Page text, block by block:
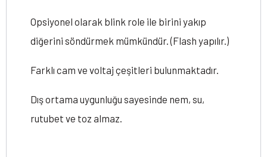
Opsiyonel olarak blink role ile birini yakıp
diğerini söndürmek mümkündür. (Flash yapılır.)
Farklı cam ve voltaj çeşitleri bulunmaktadır.
Dış ortama uygunluğu sayesinde nem, su,
rutubet ve toz almaz.